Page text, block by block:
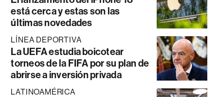
está cerca y estas son las
últimas novedades
LÍNEA DEPORTIVA
La UEFA estudia boicotear
torneos de la FIFA por su plan de
abrirse a inversión privada
LATINOAMÉRICA